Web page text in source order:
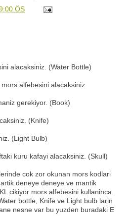
ÖS
alacaksiniz. (Water Bottle)
alfebesini alacaksiniz
gerekiyor. (Book)
(Knife)
(Light Bulb)
kuru kafayi alacaksiniz. (Skull)
cok zor okunan mors kodlari
deneye deneye ve mantik
cikiyor mors alfebesini kullaninca.
bottle, Knife ve Light bulb larin
nesne var bu yuzden buradaki E